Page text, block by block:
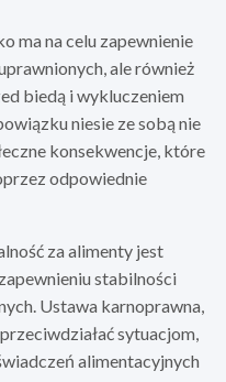
ma na celu zapewnienie
ale również
biedą i wykluczeniem
niesie ze sobą nie
konsekwencje, które
odpowiednie
za alimenty jest
stabilności
Ustawa karnoprawna,
sytuacjom,
alimentacyjnych